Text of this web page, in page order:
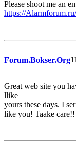
Please shoot me an
https://
Forum.Bokser.Org
Great web site you
llike
yours these days. I
like you! Taake care!!